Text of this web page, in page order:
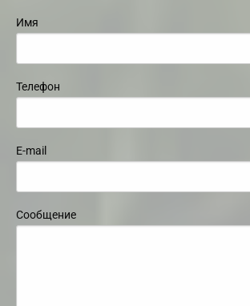
Имя
Телефон
E-mail
Сообщение